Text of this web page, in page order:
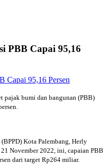
PBB Capai 95,16
pajak bumi dan bangunan (PBB)
Kota Palembang, Herly
November 2022, ini, capaian PBB
dari target Rp264 miliar.